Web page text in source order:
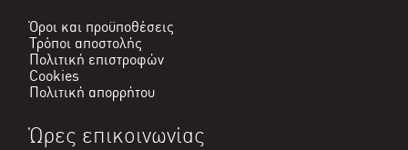
Όροι και προϋποθέσεις
Τρόποι αποστολής
Πολιτική επιστροφών
Cookies
Πολιτική απορρήτου
Ώρες επικοινωνίας